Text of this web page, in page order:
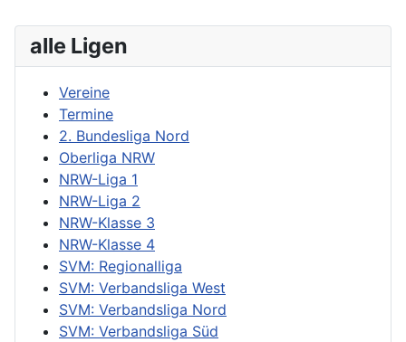
alle Ligen
Vereine
Termine
2. Bundesliga Nord
Oberliga NRW
NRW-Liga 1
NRW-Liga 2
NRW-Klasse 3
NRW-Klasse 4
SVM: Regionalliga
SVM: Verbandsliga West
SVM: Verbandsliga Nord
SVM: Verbandsliga Süd